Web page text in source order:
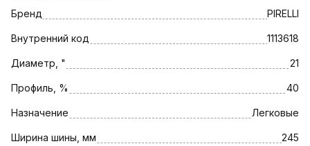
Бренд PIRELLI
Внутренний код 1113618
Диаметр, " 21
Профиль, % 40
Назначение Легковые
Ширина шины, мм 245